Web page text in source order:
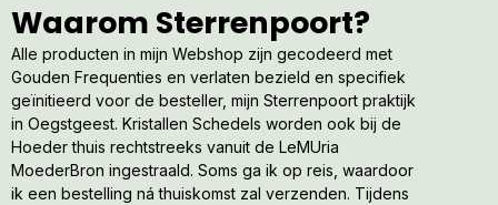
Waarom Sterrenpoort?
Alle producten in mijn Webshop zijn gecodeerd met
Gouden Frequenties en verlaten bezield en specifiek
geïnitieerd voor de besteller, mijn Sterrenpoort praktijk
in Oegstgeest. Kristallen Schedels worden ook bij de
Hoeder thuis rechtstreeks vanuit de LeMUria
MoederBron ingestraald. Soms ga ik op reis, waardoor
ik een bestelling ná thuiskomst zal verzenden. Tijdens